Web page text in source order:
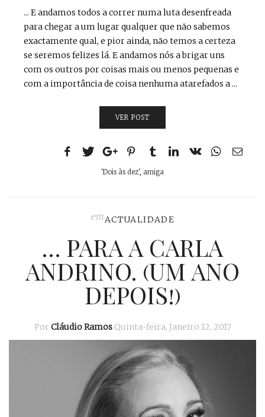
... E andamos todos a correr numa luta desenfreada
para chegar a um lugar qualquer que não sabemos
exactamente qual, e pior ainda, não temos a certeza
se seremos felizes lá. E andamos nós a brigar uns
com os outros por coisas mais ou menos pequenas e
com a importância de coisa nenhuma atarefados a ...
VER POST
'Dois às dez', amiga
emACTUALIDADE
… PARA A CARLA
ANDRINO. (UM ANO
DEPOIS!)
Por Cláudio Ramos Quinta-feira, Janeiro 12, 2017